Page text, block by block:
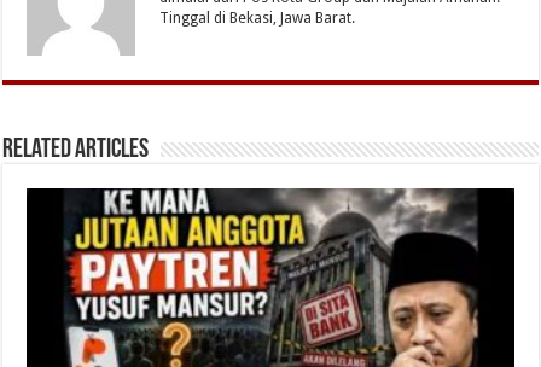
Tinggal di Bekasi, Jawa Barat.
Related Articles